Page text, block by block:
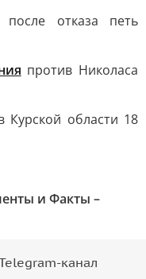
после отказа петь
против Николаса
области 18
и Факты –
канал